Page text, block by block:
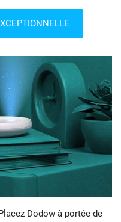
Dodow à portée de